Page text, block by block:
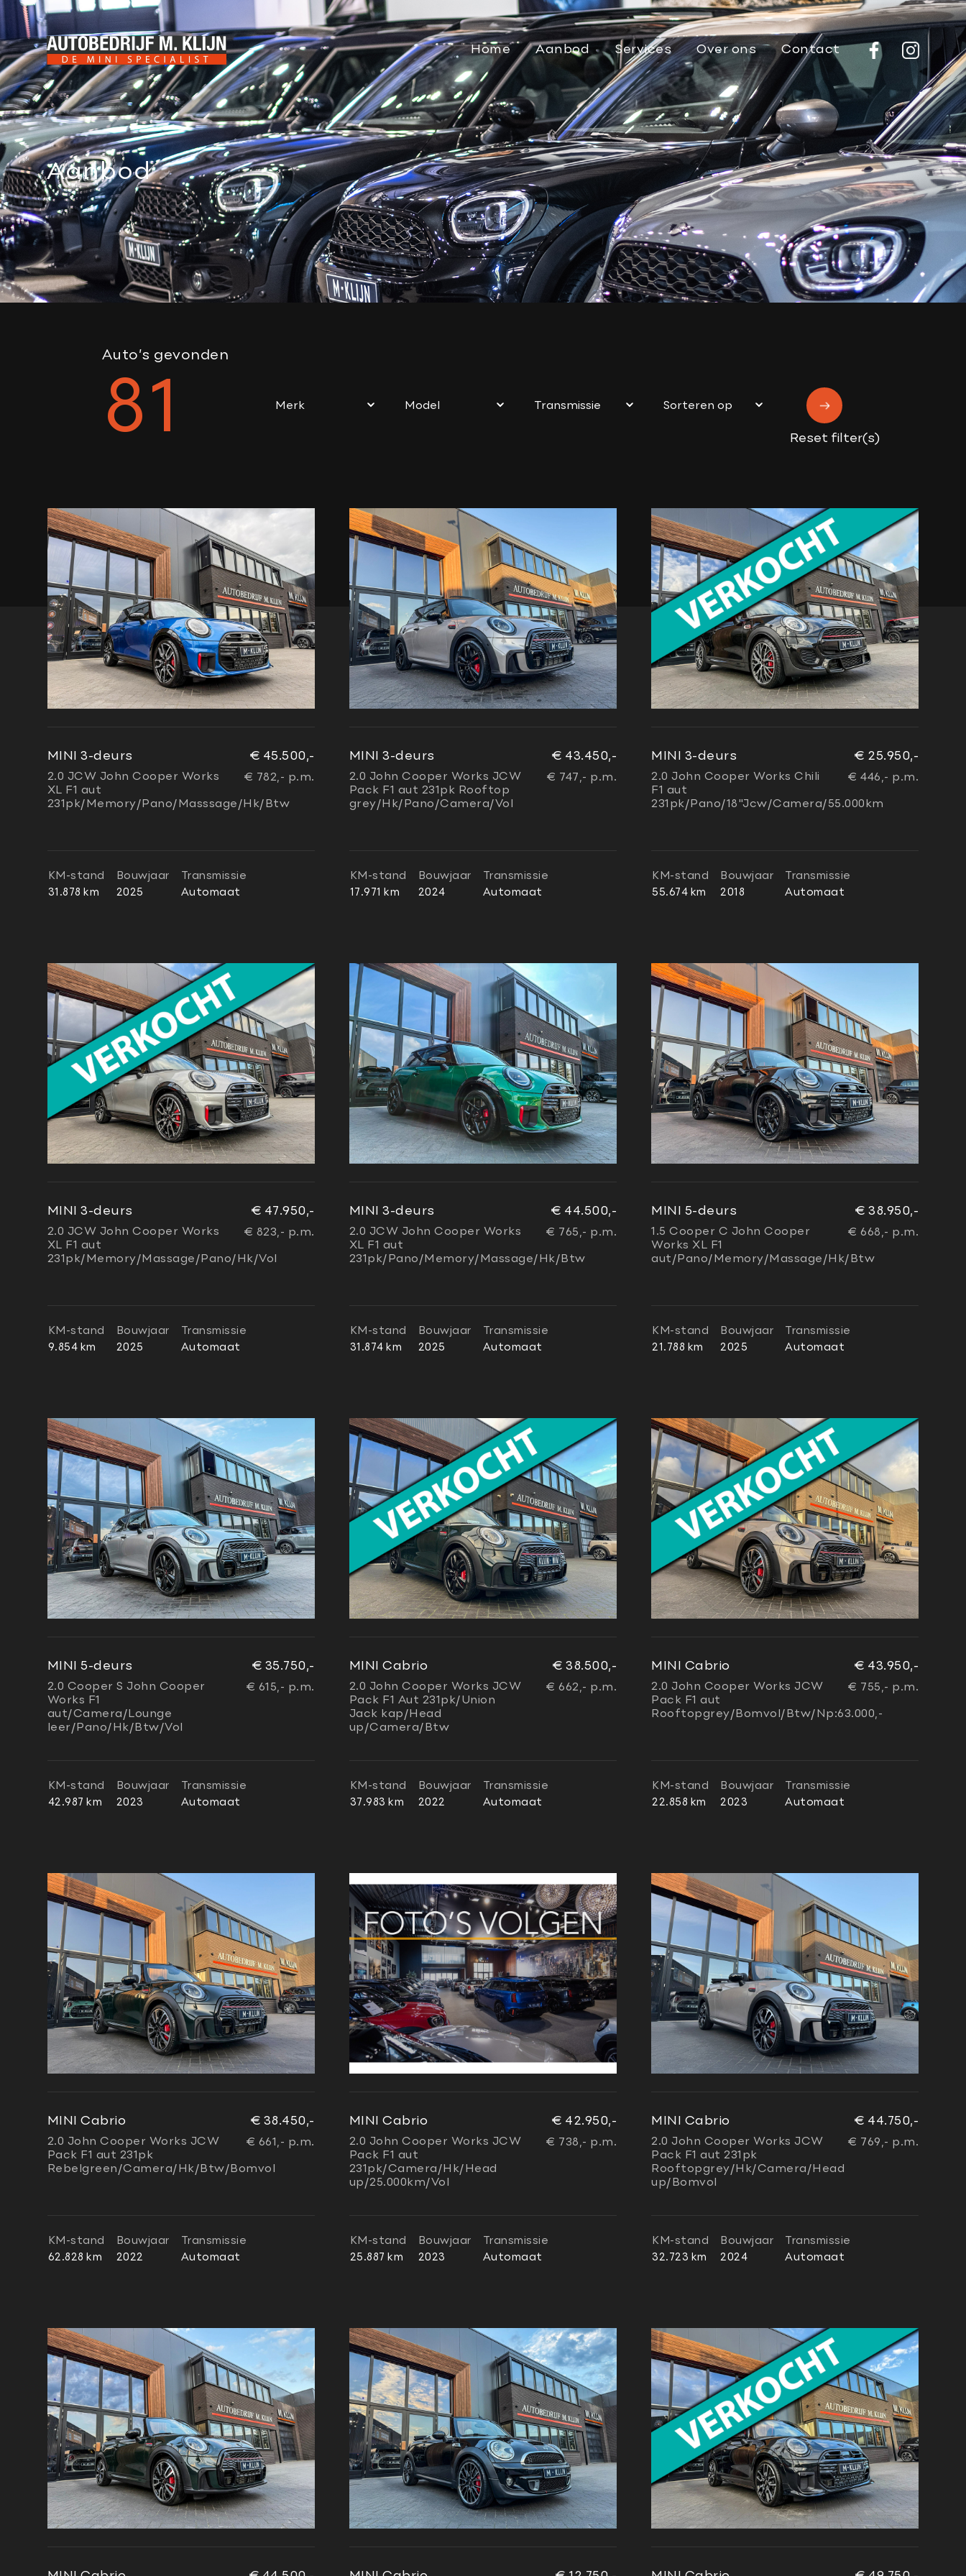
Home Aanbod Services Over ons Contact
Aanbod
Auto’s gevonden
81 Reset filter(s)
MINI 3-deurs
2.0 JCW John Cooper Works
XL F1 aut
231pk/Memory/Pano/Masssage/Hk/Btw
€ 45.500,-
€ 782,- p.m.
KM-stand
31.878 km
Bouwjaar
2025
Transmissie
Automaat
MINI 3-deurs
2.0 John Cooper Works JCW
Pack F1 aut 231pk Rooftop
grey/Hk/Pano/Camera/Vol
€ 43.450,-
€ 747,- p.m.
KM-stand
17.971 km
Bouwjaar
2024
Transmissie
Automaat
MINI 3-deurs
2.0 John Cooper Works Chili
F1 aut
231pk/Pano/18"Jcw/Camera/55.000km
€ 25.950,-
€ 446,- p.m.
KM-stand
55.674 km
Bouwjaar
2018
Transmissie
Automaat
MINI 3-deurs
2.0 JCW John Cooper Works
XL F1 aut
231pk/Memory/Massage/Pano/Hk/Vol
€ 47.950,-
€ 823,- p.m.
KM-stand
9.854 km
Bouwjaar
2025
Transmissie
Automaat
MINI 3-deurs
2.0 JCW John Cooper Works
XL F1 aut
231pk/Pano/Memory/Massage/Hk/Btw
€ 44.500,-
€ 765,- p.m.
KM-stand
31.874 km
Bouwjaar
2025
Transmissie
Automaat
MINI 5-deurs
1.5 Cooper C John Cooper
Works XL F1
aut/Pano/Memory/Massage/Hk/Btw
€ 38.950,-
€ 668,- p.m.
KM-stand
21.788 km
Bouwjaar
2025
Transmissie
Automaat
MINI 5-deurs
2.0 Cooper S John Cooper
Works F1
aut/Camera/Lounge
leer/Pano/Hk/Btw/Vol
€ 35.750,-
€ 615,- p.m.
KM-stand
42.987 km
Bouwjaar
2023
Transmissie
Automaat
MINI Cabrio
2.0 John Cooper Works JCW
Pack F1 Aut 231pk/Union
Jack kap/Head
up/Camera/Btw
€ 38.500,-
€ 662,- p.m.
KM-stand
37.983 km
Bouwjaar
2022
Transmissie
Automaat
MINI Cabrio
2.0 John Cooper Works JCW
Pack F1 aut
Rooftopgrey/Bomvol/Btw/Np:63.000,-
€ 43.950,-
€ 755,- p.m.
KM-stand
22.858 km
Bouwjaar
2023
Transmissie
Automaat
MINI Cabrio
2.0 John Cooper Works JCW
Pack F1 aut 231pk
Rebelgreen/Camera/Hk/Btw/Bomvol
€ 38.450,-
€ 661,- p.m.
KM-stand
62.828 km
Bouwjaar
2022
Transmissie
Automaat
MINI Cabrio
2.0 John Cooper Works JCW
Pack F1 aut
231pk/Camera/Hk/Head
up/25.000km/Vol
€ 42.950,-
€ 738,- p.m.
KM-stand
25.887 km
Bouwjaar
2023
Transmissie
Automaat
MINI Cabrio
2.0 John Cooper Works JCW
Pack F1 aut 231pk
Rooftopgrey/Hk/Camera/Head
up/Bomvol
€ 44.750,-
€ 769,- p.m.
KM-stand
32.723 km
Bouwjaar
2024
Transmissie
Automaat